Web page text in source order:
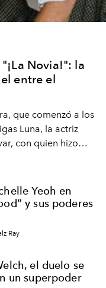
Novia!": la
entre el
que comenzó a los
Luna, la actriz
con quien hizo
Europa y
novia!", está
Yeoh en
y sus poderes
Ray
el duelo se
un superpoder